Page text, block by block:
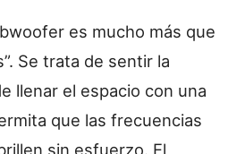
es mucho más que
Se trata de sentir la
llenar el espacio con una
que las frecuencias
sin esfuerzo. El